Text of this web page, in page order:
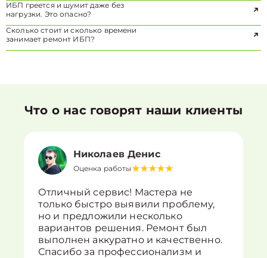
ИБП греется и шумит даже без
нагрузки. Это опасно?
Сколько стоит и сколько времени
занимает ремонт ИБП?
Что о нас говорят наши клиенты
Николаев Денис
Оценка работы
Отличный сервис! Мастера не
только быстро выявили проблему,
но и предложили несколько
вариантов решения. Ремонт был
выполнен аккуратно и качественно.
Спасибо за профессионализм и